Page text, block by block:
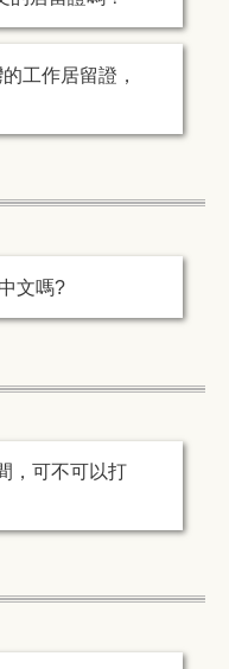
工作居留證，
文嗎?
，可不可以打